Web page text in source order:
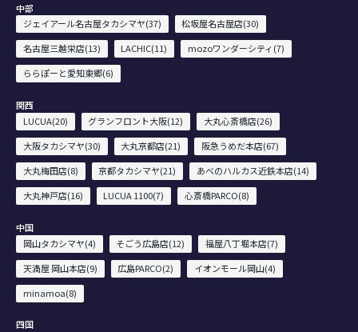
中部
ジェイアール名古屋タカシマヤ(37)
松坂屋名古屋店(30)
名古屋三越栄店(13)
LACHIC(11)
mozoワンダーシティ(7)
ららぽーと愛知東郷(6)
関西
LUCUA(20)
グランフロント大阪(12)
大丸心斎橋店(26)
大阪タカシマヤ(30)
大丸京都店(21)
阪急うめだ本店(67)
大丸梅田店(8)
京都タカシマヤ(21)
あべのハルカス近鉄本店(14)
大丸神戸店(16)
LUCUA 1100(7) 心斎橋PARCO(8)
中国
岡山タカシマヤ(4)
そごう広島店(12)
福屋八丁堀本店(7)
天満屋 岡山本店(9)
広島PARCO(2)
イオンモール岡山(4)
minamoa(8)
四国